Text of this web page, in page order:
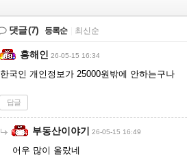
댓글(7) 등록순 최신순
홍해인 26-05-15 16:34
한국인 개인정보가 25000원밖에 안하는구나
답글
부동산이야기 26-05-15 16:49
어우 많이 올랐네